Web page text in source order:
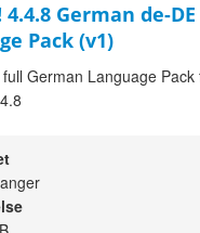
4.4.8 German de-DE
Pack (v1)
German Language Pack